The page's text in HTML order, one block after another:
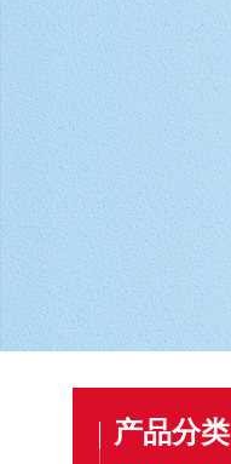
产品分类